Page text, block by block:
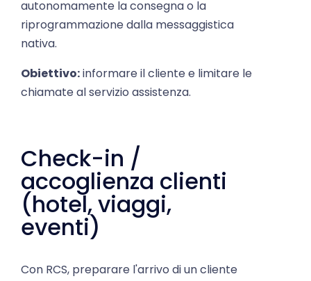
riprogrammazione dalla messaggistica
nativa.
chiamate al servizio assistenza.
Check-in /
accoglienza clienti
(hotel, viaggi,
eventi)
diventa semplice, intuitivo e